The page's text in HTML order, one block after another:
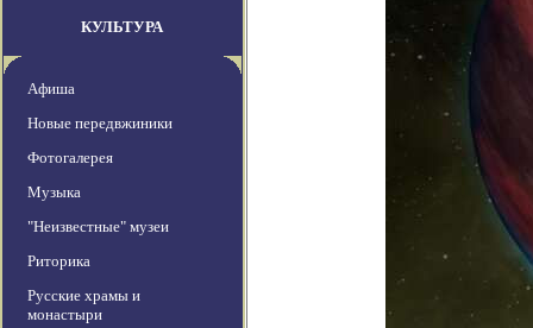
КУЛЬТУРА
Афиша
Новые передвжиники
Фотогалерея
Музыка
"Неизвестные" музеи
Риторика
Русские храмы и
монастыри